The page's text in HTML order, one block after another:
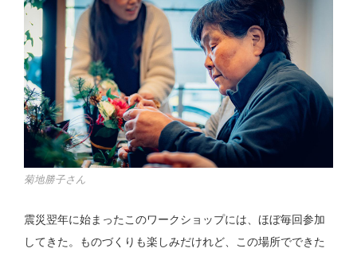
菊地勝子さん
震災翌年に始まったこのワークショップには、ほぼ毎回参加
してきた。ものづくりも楽しみだけれど、この場所でできた